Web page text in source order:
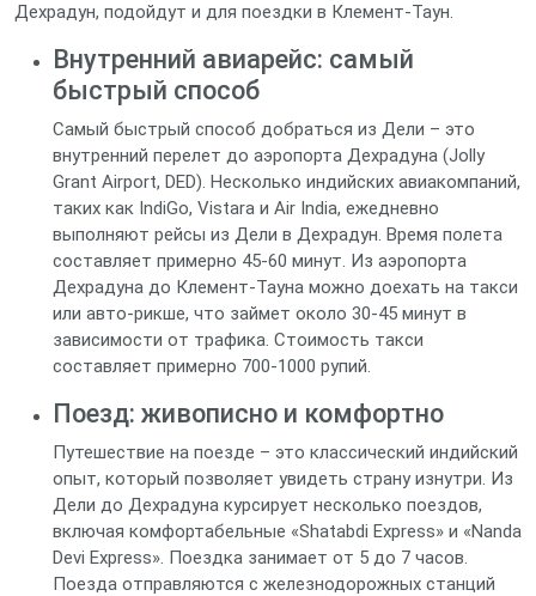
Дехрадун, подойдут и для поездки в Клемент-Таун.
Внутренний авиарейс: самый
быстрый способ
Самый быстрый способ добраться из Дели – это
внутренний перелет до аэропорта Дехрадуна (Jolly
Grant Airport, DED). Несколько индийских авиакомпаний,
таких как IndiGo, Vistara и Air India, ежедневно
выполняют рейсы из Дели в Дехрадун. Время полета
составляет примерно 45-60 минут. Из аэропорта
Дехрадуна до Клемент-Тауна можно доехать на такси
или авто-рикше, что займет около 30-45 минут в
зависимости от трафика. Стоимость такси
составляет примерно 700-1000 рупий.
Поезд: живописно и комфортно
Путешествие на поезде – это классический индийский
опыт, который позволяет увидеть страну изнутри. Из
Дели до Дехрадуна курсирует несколько поездов,
включая комфортабельные «Shatabdi Express» и «Nanda
Devi Express». Поездка занимает от 5 до 7 часов.
Поезда отправляются с железнодорожных станций